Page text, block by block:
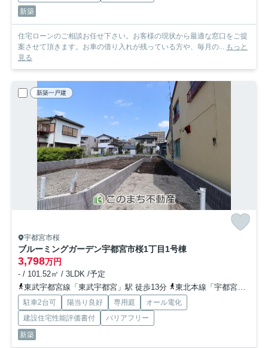
新築
住宅ローンのご相談お任せ下さい。お客様の現状から最適な窓口をご提
案させて頂きます。お車の借り入れが残っている方や、毎月の... もっと
見る
新築一戸建
宇都宮市桜
ブルーミングガーデン宇都宮市桜1丁目1号棟
3,798万円
- / 101.52㎡ / 3LDK /予定
東武宇都宮線「東武宇都宮」駅 徒歩13分
東北本線「宇都宮」駅 徒歩34分
駐車2台可 陽当り良好 専用庭
オール電化
建設住宅性能評価書付
バリアフリー
新築